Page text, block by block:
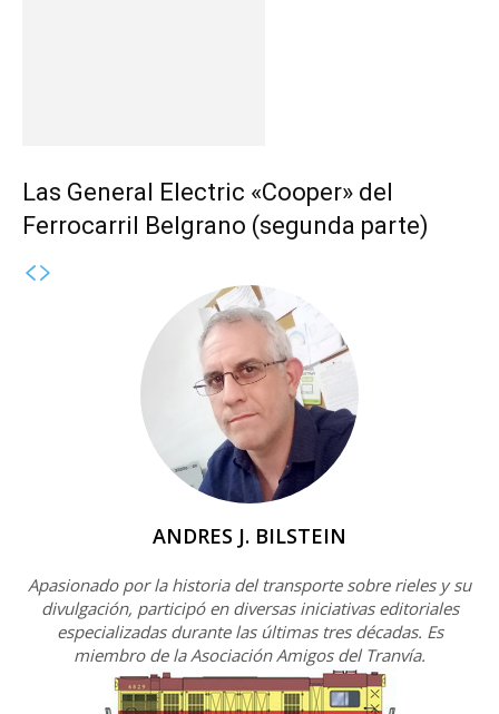
Las General Electric «Cooper» del
Ferrocarril Belgrano (segunda parte)
ANDRES J. BILSTEIN
Apasionado por la historia del transporte sobre rieles y su
divulgación, participó en diversas iniciativas editoriales
especializadas durante las últimas tres décadas. Es
miembro de la Asociación Amigos del Tranvía.